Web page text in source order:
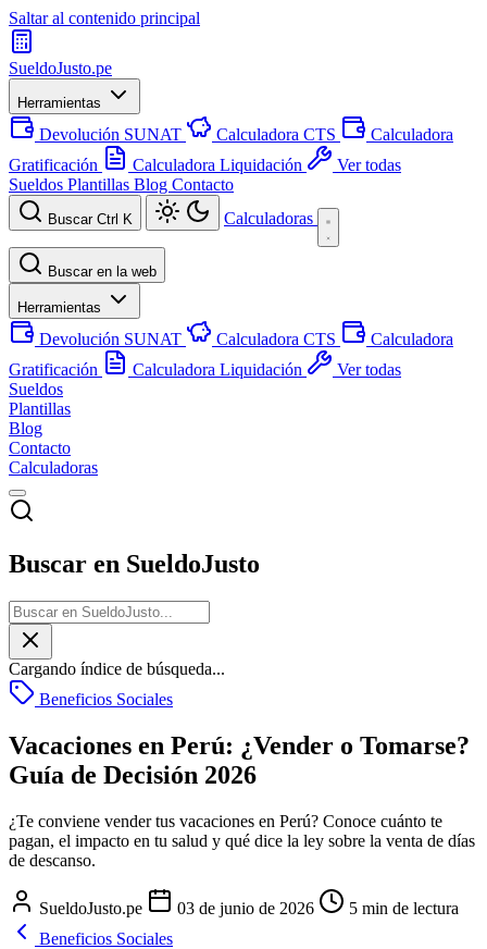
Saltar al contenido principal
SueldoJusto.pe
Herramientas
Devolución SUNAT Calculadora CTS
Calculadora
Gratificación
Calculadora Liquidación
Ver todas
Sueldos Plantillas Blog Contacto
Buscar Ctrl K Calculadoras
Buscar en la web
Herramientas
Devolución SUNAT Calculadora CTS
Calculadora
Gratificación
Calculadora Liquidación
Ver todas
Sueldos
Plantillas
Blog
Contacto
Calculadoras
Buscar en SueldoJusto
Cargando índice de búsqueda...
Beneficios Sociales
Vacaciones en Perú: ¿Vender o Tomarse?
Guía de Decisión 2026
¿Te conviene vender tus vacaciones en Perú? Conoce cuánto te
pagan, el impacto en tu salud y qué dice la ley sobre la venta de días
de descanso.
SueldoJusto.pe 03 de junio de 2026
5 min de lectura
Beneficios Sociales